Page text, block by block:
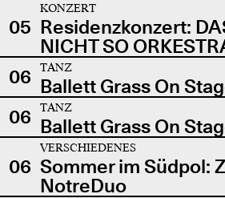
05
KONZERT
Residenzkonzert:
NICHT SO
06
TANZ
Ballett Grass On
06
TANZ
Ballett Grass On
06
VERSCHIEDENES
Sommer im Südpol:
NotreDuo